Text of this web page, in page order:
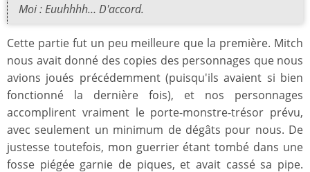
Moi : Euuhhhh… D'accord.
Cette partie fut un peu meilleure que la première. Mitch
nous avait donné des copies des personnages que nous
avions joués précédemment (puisqu'ils avaient si bien
fonctionné la dernière fois), et nos personnages
accomplirent vraiment le porte-monstre-trésor prévu,
avec seulement un minimum de dégâts pour nous. De
justesse toutefois, mon guerrier étant tombé dans une
fosse piégée garnie de piques, et avait cassé sa pipe.